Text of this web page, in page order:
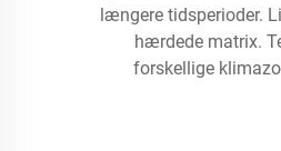
længere tidsperioder.
hærdede matrix.
forskellige